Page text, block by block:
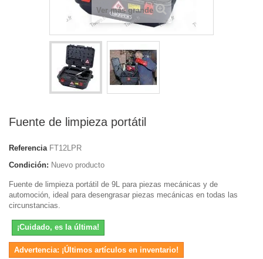
Ver más grande
Fuente de limpieza portátil
Referencia FT12LPR
Condición: Nuevo producto
Fuente de limpieza portátil de 9L para piezas mecánicas y de
automoción, ideal para desengrasar piezas mecánicas en todas las
circunstancias.
¡Cuidado, es la última!
Advertencia: ¡Últimos artículos en inventario!